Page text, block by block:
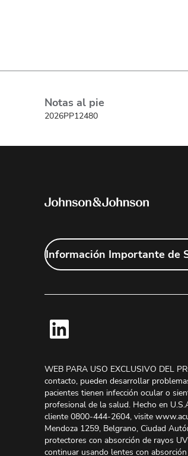
Notas al pie
2026PP12480
Información Importante de
WEB PARA USO EXCLUSIVO DEL
contacto, pueden desarrollar
pacientes tienen infección ocular o
profesional de la salud. Hecho en
cliente 0800-444-2604, visite
Mendoza 1259, Belgrano, Ciudad
protectores con absorción de rayos
continuar usando lentes con